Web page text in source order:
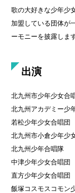
歌の大好きな少年少
加盟している団体が
ーモニーを披露します
出演
北九州市少年少女合
北九州アカデミー少
若松少年少女合唱団
北九州市小倉少年少
北九州少年合唱隊
中津少年少女合唱団
直方少年少女合唱団
飯塚コスモスコモン